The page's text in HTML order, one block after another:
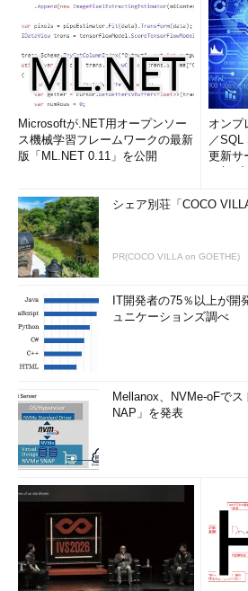
Microsoftが.NET用オープンソー
ス機械学習フレームワークの最新
版「ML.NET 0.11」を公開
オンプ
／SQL
更新サ
シェア別荘「COCO
PR(COCO VILLA on GOETHE)
IT開発者の75％以上が開
ュニケーションズ調べ
Mellanox、NVMe-oFで
NAP」を発表